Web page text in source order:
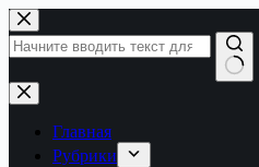
Перейти
к
сути
Ничего
не
найденоГлавная
Рубрики